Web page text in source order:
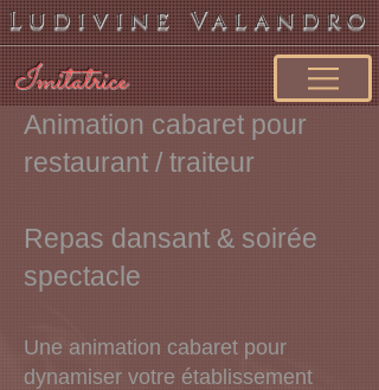
Ludivine Valandro
Imitatrice
Animation cabaret pour
restaurant / traiteur
Repas dansant & soirée
spectacle
Une animation cabaret pour
dynamiser votre établissement